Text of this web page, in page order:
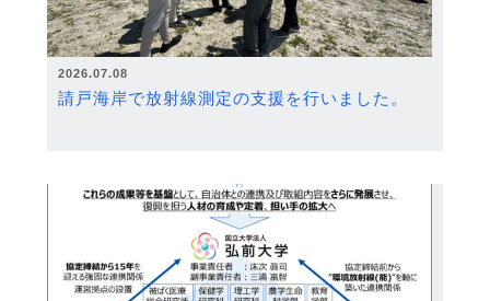
2026.07.08
請戸海岸で放射線測定の支援を行いました。